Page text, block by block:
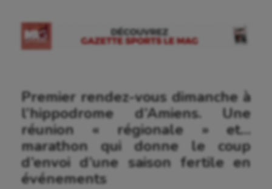
Premier rendez-vous dimanche à
l’hippodrome d’Amiens. Une
réunion « régionale » et…
marathon qui donne le coup
d’envoi d’une saison fertile en
événements